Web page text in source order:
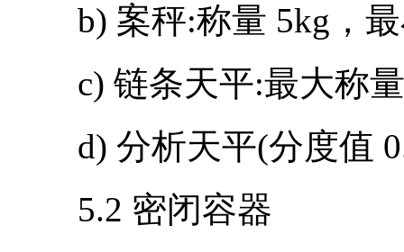
b) 案秤:称量 5kg，最
c) 链条天平:最大称量
d) 分析天平(分度值
5.2 密闭容器